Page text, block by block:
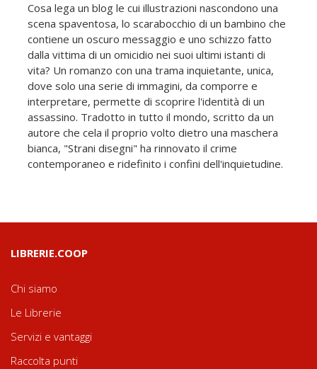
Cosa lega un blog le cui illustrazioni nascondono una
scena spaventosa, lo scarabocchio di un bambino che
contiene un oscuro messaggio e uno schizzo fatto
dalla vittima di un omicidio nei suoi ultimi istanti di
vita? Un romanzo con una trama inquietante, unica,
dove solo una serie di immagini, da comporre e
interpretare, permette di scoprire l'identità di un
assassino. Tradotto in tutto il mondo, scritto da un
autore che cela il proprio volto dietro una maschera
bianca, "Strani disegni" ha rinnovato il crime
contemporaneo e ridefinito i confini dell'inquietudine.
LIBRERIE.COOP
Chi siamo
Le Librerie
Servizi e vantaggi
Raccolta punti